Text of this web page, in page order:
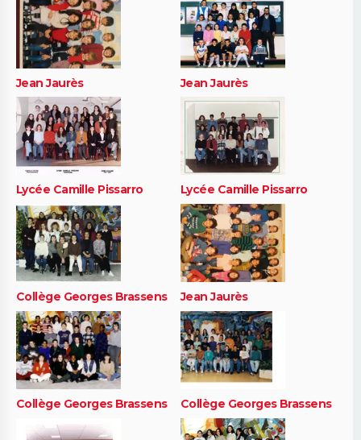
Jean Jaurès Jean Jaurès
Lycée Camille Pissarro Lycée Camille Pissarro
Collège Georges Brassens Jean Jaurès
Collège Georges Brassens Collège Georges Brassens